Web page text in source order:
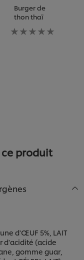
Burger de
thon thaï
Aucune
évaluation
produit
d'ŒUF 5%, LAIT
d'acidité (acide
gomme guar,
similaires
sur notre site. Les
de certaines